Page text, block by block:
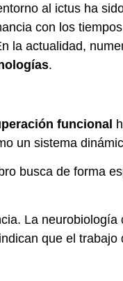
al ictus ha
con los
la actualidad,
.
funcional
un sistema
busca de forma
La neurobiología
que el trabajo